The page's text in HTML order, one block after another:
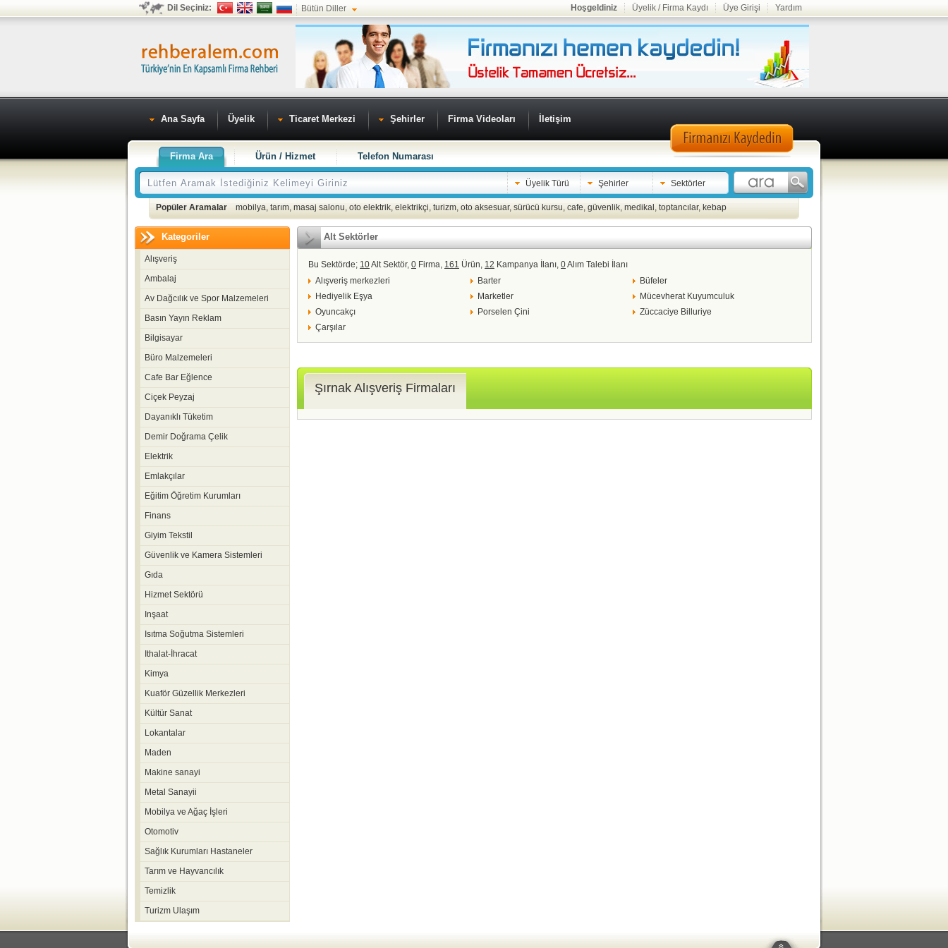
Dil Seçiniz: Bütün Diller Hoşgeldiniz Üyelik / Firma Kaydı Üye Girişi Yardım
Ana Sayfa Üyelik Ticaret Merkezi Şehirler Firma Videoları İletişim
Firma Ara Ürün / Hizmet Telefon Numarası
Üyelik Türü Şehirler Sektörler
Popüler Aramalar mobilya, tarım, masaj salonu, oto elektrik, elektrikçi, turizm, oto aksesuar, sürücü kursu, cafe, güvenlik, medikal , toptancılar, kebap
Kategoriler
Alışveriş
Ambalaj
Av Dağcılık ve Spor Malzemeleri
Basın Yayın Reklam
Bilgisayar
Büro Malzemeleri
Cafe Bar Eğlence
Ciçek Peyzaj
Dayanıklı Tüketim
Demir Doğrama Çelik
Elektrik
Emlakçılar
Eğitim Öğretim Kurumları
Finans
Giyim Tekstil
Güvenlik ve Kamera Sistemleri
Gıda
Hizmet Sektörü
Inşaat
Isıtma Soğutma Sistemleri
Ithalat-İhracat
Kimya
Kuaför Güzellik Merkezleri
Kültür Sanat
Lokantalar
Maden
Makine sanayi
Metal Sanayii
Mobilya ve Ağaç İşleri
Otomotiv
Sağlık Kurumları Hastaneler
Tarım ve Hayvancılık
Temizlik
Turizm Ulaşım
Alt Sektörler
Bu Sektörde; 10Alt Sektör, 0 Firma, 161 Ürün, 12 Kampanya İlanı, 0Alım Talebi İlanı
Alışveriş merkezleri
Barter
Büfeler
Hediyelik Eşya
Marketler
Mücevherat Kuyumculuk
Oyuncakçı
Porselen Çini
Züccaciye Billuriye
Çarşılar
Şırnak Alışveriş Firmaları